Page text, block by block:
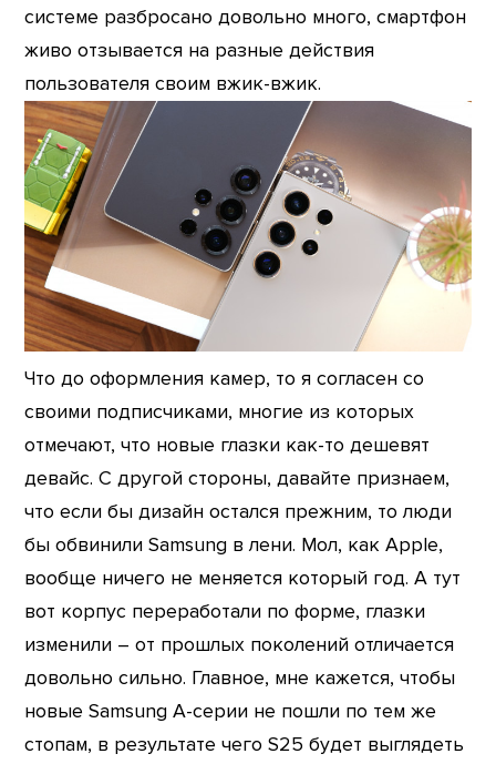
системе разбросано довольно много, смартфон
живо отзывается на разные действия
пользователя своим вжик-вжик.
Что до оформления камер, то я согласен со
своими подписчиками, многие из которых
отмечают, что новые глазки как-то дешевят
девайс. С другой стороны, давайте признаем,
что если бы дизайн остался прежним, то люди
бы обвинили Samsung в лени. Мол, как Apple,
вообще ничего не меняется который год. А тут
вот корпус переработали по форме, глазки
изменили – от прошлых поколений отличается
довольно сильно. Главное, мне кажется, чтобы
новые Samsung A-серии не пошли по тем же
стопам, в результате чего S25 будет выглядеть